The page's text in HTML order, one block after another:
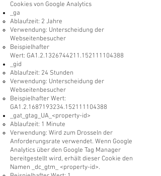
Cookies von Google Analytics
_ga
Ablaufzeit: 2 Jahre
Verwendung: Unterscheidung der
Webseitenbesucher
Beispielhafter
Wert: GA1.2.1326744211.152111104388
_gid
Ablaufzeit: 24 Stunden
Verwendung: Unterscheidung der
Webseitenbesucher
Beispielhafter Wert:
GA1.2.1687193234.152111104388
_gat_gtag_UA_<property-id>
Ablaufzeit: 1 Minute
Verwendung: Wird zum Drosseln der
Anforderungsrate verwendet. Wenn Google
Analytics über den Google Tag Manager
bereitgestellt wird, erhält dieser Cookie den
Namen _dc_gtm_ <property-id>.